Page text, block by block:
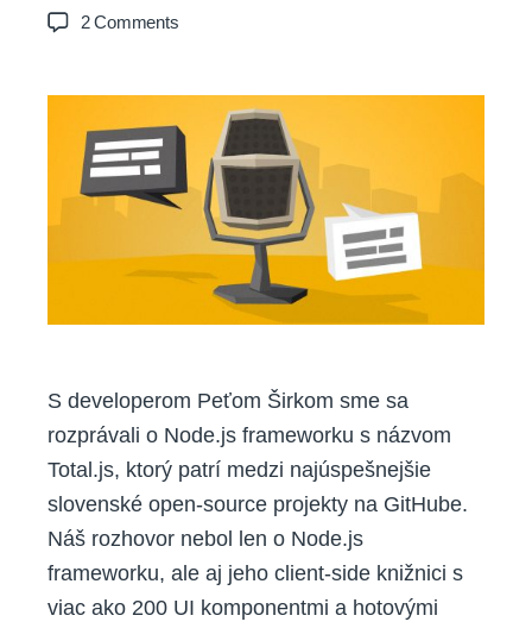
author
2 Commentson
–
dá
sa
zarábať
s
open-
source?
S developerom Peťom Širkom sme sa
rozprávali o Node.js frameworku s názvom
Total.js, ktorý patrí medzi najúspešnejšie
slovenské open-source projekty na GitHube.
Náš rozhovor nebol len o Node.js
frameworku, ale aj jeho client-side knižnici s
viac ako 200 UI komponentmi a hotovými